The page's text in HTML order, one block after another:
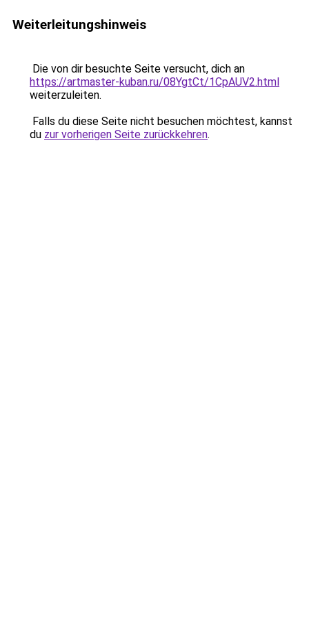
Weiterleitungshinweis
Die von dir besuchte Seite versucht, dich an
https://artmaster-kuban.ru/08YgtCt/1CpAUV2.html
weiterzuleiten.
Falls du diese Seite nicht besuchen möchtest, kannst
du zur vorherigen Seite zurückkehren.